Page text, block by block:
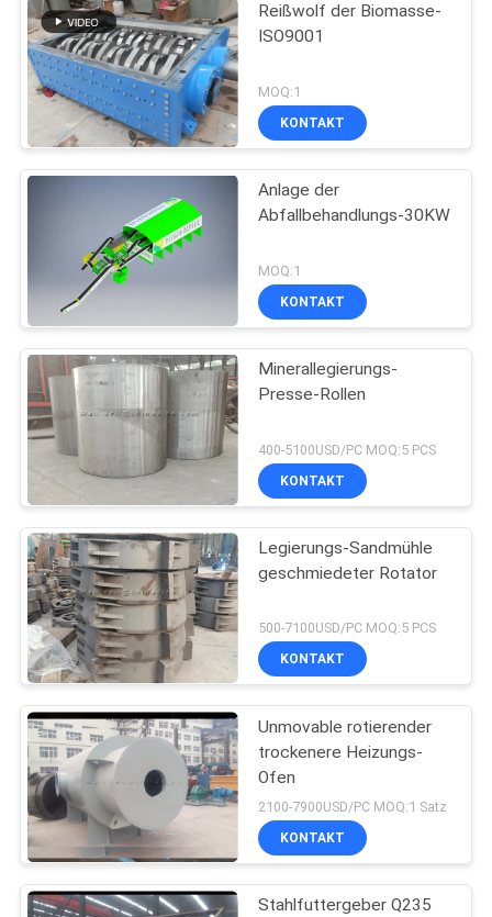
Reißwolf der Biomasse-
ISO9001
MOQ:1
KONTAKT
Anlage der
Abfallbehandlungs-30KW
MOQ:1
KONTAKT
Minerallegierungs-
Presse-Rollen
400-5100USD/PC MOQ:5 PCS
KONTAKT
Legierungs-Sandmühle
geschmiedeter Rotator
500-7100USD/PC MOQ:5 PCS
KONTAKT
Unmovable rotierender
trockenere Heizungs-
Ofen
2100-7900USD/PC MOQ:1 Satz
KONTAKT
Stahlfuttergeber Q235